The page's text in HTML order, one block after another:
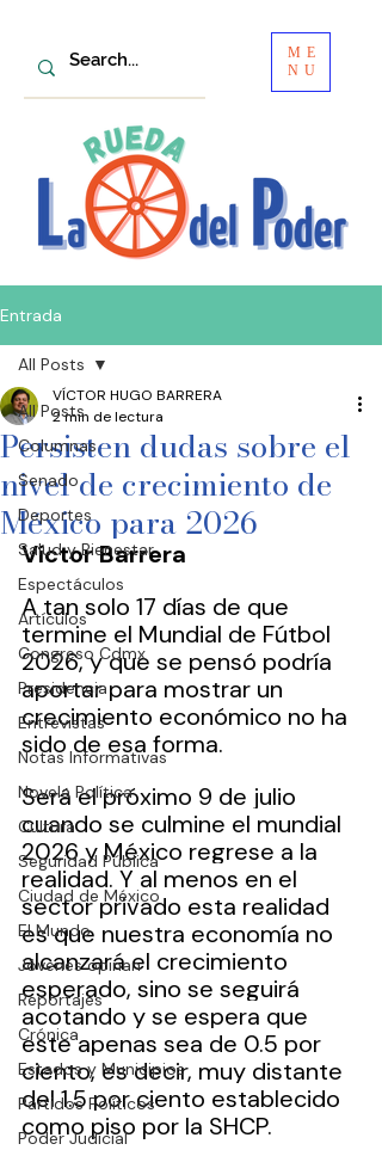
ME
NU
Entrada
All Posts
Columnas
Senado
Deportes
Salud y Bienestar
Espectáculos
Artículos
Congreso Cdmx
Presidencia
Entrevistas
Notas Informativas
Novela Política
Cultura
Seguridad Pública
Ciudad de México
El Mundo
Jóvenes opinan
Reportajes
Crónica
Estados y Municipios
Partidos Políticos
Poder Judicial
All Posts
Persisten dudas sobre el
nivel de crecimiento de
México para 2026
VÍCTOR HUGO BARRERA
2 min de lectura
Víctor Barrera
A tan solo 17 días de que
termine el Mundial de Fútbol
2026, y que se pensó podría
aportar para mostrar un
crecimiento económico no ha
sido de esa forma.
Será el próximo 9 de julio
cuando se culmine el mundial
2026 y México regrese a la
realidad. Y al menos en el
sector privado esta realidad
es que nuestra economía no
alcanzará el crecimiento
esperado, sino se seguirá
acotando y se espera que
este apenas sea de 0.5 por
ciento, es decir, muy distante
del 1.5 por ciento establecido
como piso por la SHCP.